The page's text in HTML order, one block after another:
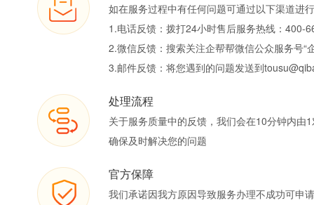
如在服务过程中有任何问题可通过以下渠道进
1.电话反馈：拨打24小时售后服务热线：400-
2.微信反馈：搜索关注企帮帮微信公众服务号“
3.邮件反馈：将您遇到的问题发送到
处理流程
关于服务质量中的反馈，我们会在10分钟内由
确保及时解决您的问题
官方保障
我们承诺因我方原因导致服务办理不成功可申